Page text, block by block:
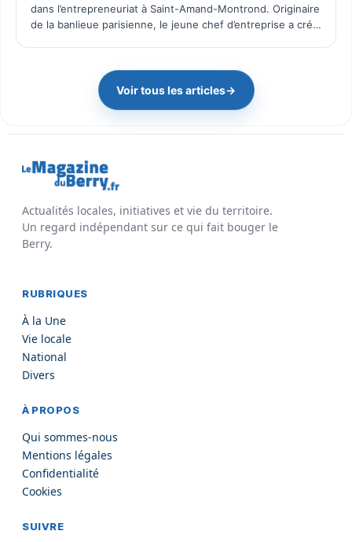
dans l’entrepreneuriat à Saint-Amand-Montrond. Originaire
de la banlieue parisienne, le jeune chef d’entreprise a créé
Voir tous les articles→
Actualités locales, initiatives et vie du territoire.
Un regard indépendant sur ce qui fait bouger le
Berry.
RUBRIQUES
À la Une
Vie locale
National
Divers
À PROPOS
Qui sommes-nous
Mentions légales
Confidentialité
Cookies
SUIVRE